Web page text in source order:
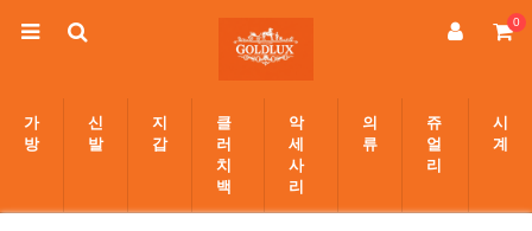
0
가
방
신
발
지
갑
클
러
치
백
악
세
사
리
의
류
쥬
얼
리
시
계